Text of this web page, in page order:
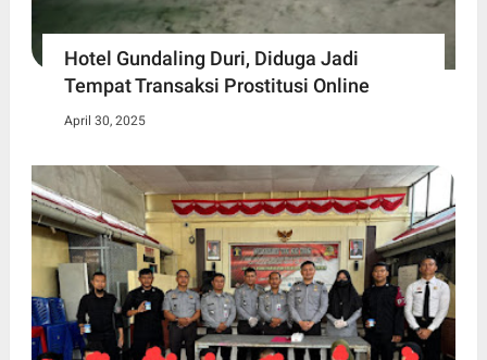
Hotel Gundaling Duri, Diduga Jadi
Tempat Transaksi Prostitusi Online
April 30, 2025